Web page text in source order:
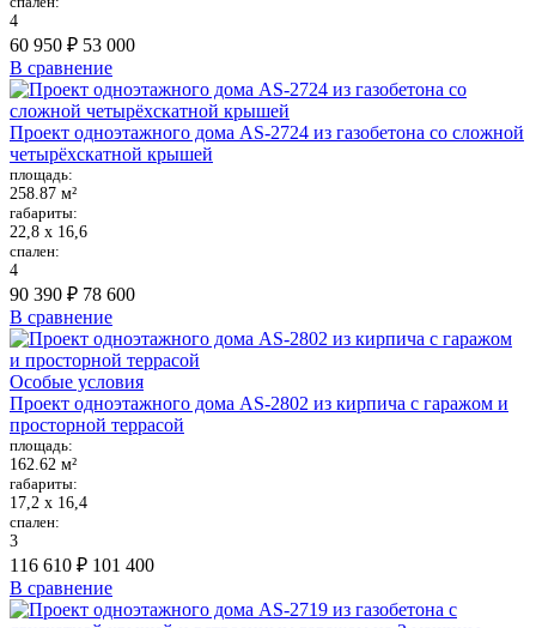
4
60 950 ₽ 53 000
В сравнение
Проект одноэтажного дома AS-2724 из газобетона со сложной
четырёхскатной крышей
площадь:
258.87 м²
габариты:
22,8 х 16,6
спален:
4
90 390 ₽ 78 600
В сравнение
Особые условия
Проект одноэтажного дома AS-2802 из кирпича с гаражом и
просторной террасой
площадь:
162.62 м²
габариты:
17,2 х 16,4
спален:
3
116 610 ₽ 101 400
В сравнение